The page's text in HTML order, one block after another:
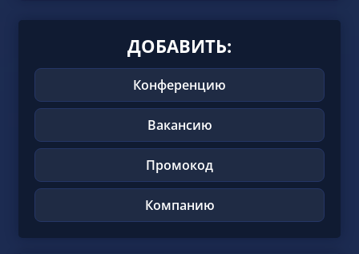
ДОБАВИТЬ:
Конференцию
Вакансию
Промокод
Компанию